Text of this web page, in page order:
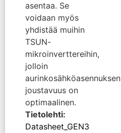
asentaa. Se
voidaan myös
yhdistää muihin
TSUN-
mikroinverttereihin,
jolloin
aurinkosähköasennuksen
joustavuus on
optimaalinen.
Tietolehti:
Datasheet_GEN3